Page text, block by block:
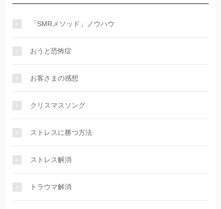
「SMRメソッド」ノウハウ
おうと恐怖症
お客さまの感想
クリスマスソング
ストレスに勝つ方法
ストレス解消
トラウマ解消